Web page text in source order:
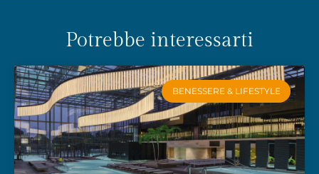
Potrebbe interessarti
BENESSERE & LIFESTYLE